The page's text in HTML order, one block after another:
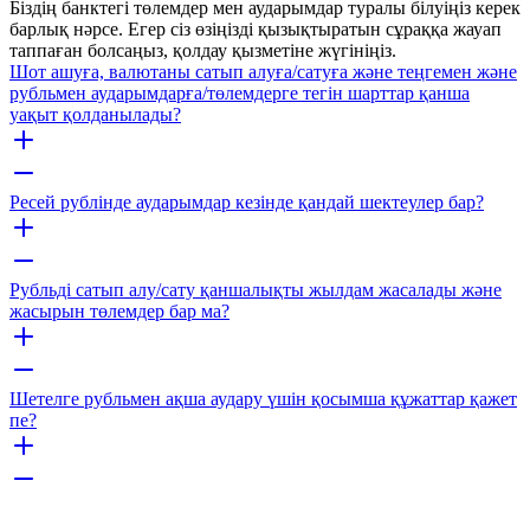
Біздің банктегі төлемдер мен аударымдар туралы білуіңіз керек
барлық нәрсе. Егер сіз өзіңізді қызықтыратын сұраққа жауап
таппаған болсаңыз, қолдау қызметіне жүгініңіз.
Шот ашуға, валютаны сатып алуға/сатуға және теңгемен және
рубльмен аударымдарға/төлемдерге тегін шарттар қанша
уақыт қолданылады?
Ресей рублінде аударымдар кезінде қандай шектеулер бар?
Рубльді сатып алу/сату қаншалықты жылдам жасалады және
жасырын төлемдер бар ма?
Шетелге рубльмен ақша аудару үшін қосымша құжаттар қажет
пе?